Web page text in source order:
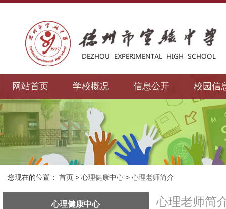
网站首页 学校概况 信息公开 校园信
您现在的位置： 首页 > 心理健康中心 > 心理老师简介
心理健康中心 心理老师简